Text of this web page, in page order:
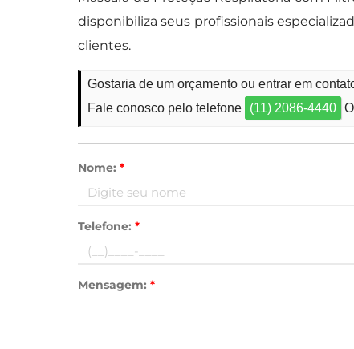
disponibiliza seus profissionais
clientes.
Gostaria de um orçamento ou entrar em
Fale conosco pelo telefone
(11) 2086-4440
Nome:*
Telefone:*
Mensagem:*